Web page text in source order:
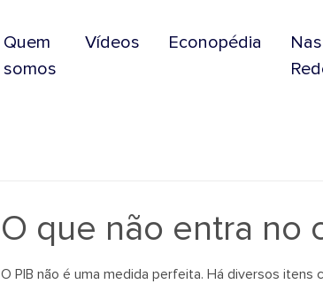
Quem
somos
Vídeos Econopédia
Nas
O que não entra no
O PIB não é uma medida perfeita. Há diversos itens